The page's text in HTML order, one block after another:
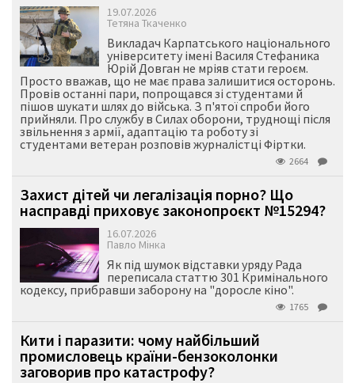
19.07.2026
Тетяна Ткаченко
Викладач Карпатського національного
університету імені Василя Стефаника
Юрій Довган не мріяв стати героєм.
Просто вважав, що не має права залишитися осторонь.
Провів останні пари, попрощався зі студентами й
пішов шукати шлях до війська. З п'ятої спроби його
прийняли. Про службу в Силах оборони, труднощі після
звільнення з армії, адаптацію та роботу зі
студентами ветеран розповів журналістці Фіртки.
2664
Захист дітей чи легалізація порно? Що
насправді приховує законопроєкт №15294?
16.07.2026
Павло Мінка
Як під шумок відставки уряду Рада
переписала статтю 301 Кримінального
кодексу, прибравши заборону на "доросле кіно".
1765
Кити і паразити: чому найбільший
промисловець країни-бензоколонки
заговорив про катастрофу?